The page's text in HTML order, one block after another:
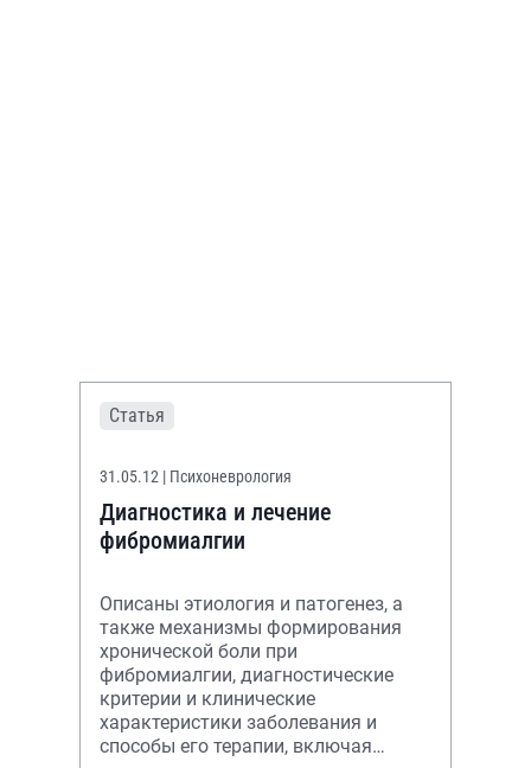
Статья
31.05.12 | Психоневрология
Диагностика и лечение
фибромиалгии
Описаны этиология и патогенез, а
также механизмы формирования
хронической боли при
фибромиалгии, диагностические
критерии и клинические
характеристики заболевания и
способы его терапии, включая